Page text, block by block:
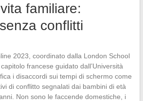
familiare:
conflitti
2023, coordinato dalla London School
francese guidato dall’Università
i disaccordi sui tempi di schermo come
di conflitto segnalati dai bambini di età
Non sono le faccende domestiche, i